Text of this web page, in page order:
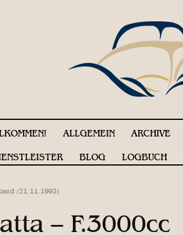
ALLGEMEIN ARCHIVE
BLOG LOGBUCH
(21.11.1992)
– F.3000cc